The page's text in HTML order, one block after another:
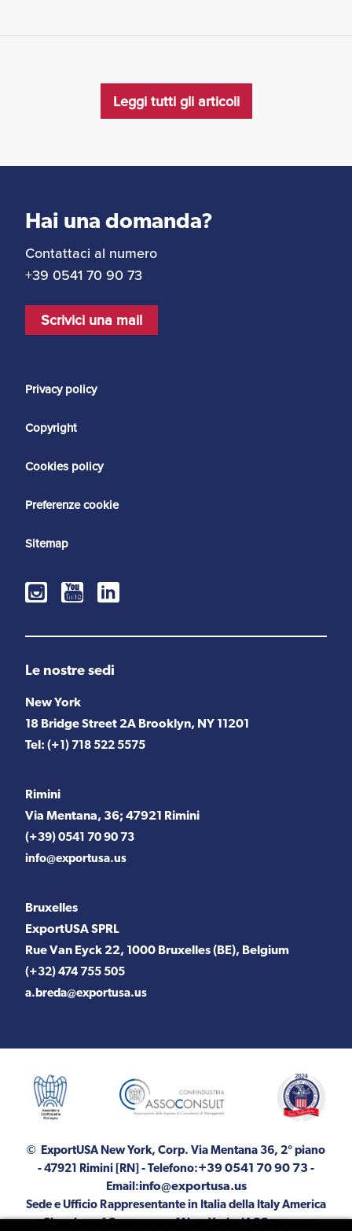
Leggi tutti gli articoli
Hai una domanda?
Contattaci al numero
+39 0541 70 90 73
Scrivici una mail
Privacy policy
Copyright
Cookies policy
Preferenze cookie
Sitemap
Le nostre sedi
New York
18 Bridge Street 2A Brooklyn, NY 11201
Tel: (+1) 718 522 5575
Rimini
Via Mentana, 36; 47921 Rimini
(+39) 0541 70 90 73
info@exportusa.us
Bruxelles
ExportUSA SPRL
Rue Van Eyck 22, 1000 Bruxelles (BE), Belgium
(+32) 474 755 505
a.breda@exportusa.us
© ExportUSA New York, Corp. Via Mentana 36, 2° piano
- 47921 Rimini [RN]
- Telefono:+39 0541 70 90 73 -
Email:info@exportusa.us
Sede e Ufficio Rappresentante in Italia della Italy America